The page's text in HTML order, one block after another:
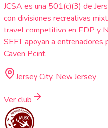
JCSA es una 501(c)(3) de
con divisiones recreativas
travel competitivo en EDP y
SEFT apoyan a entrenadores
Caven Point.
Jersey City, New Jersey
Ver club